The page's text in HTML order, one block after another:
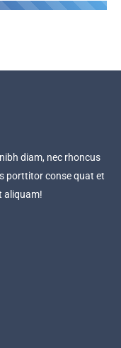
diam, nec rhoncus
porttitor conse quat et
aliquam!